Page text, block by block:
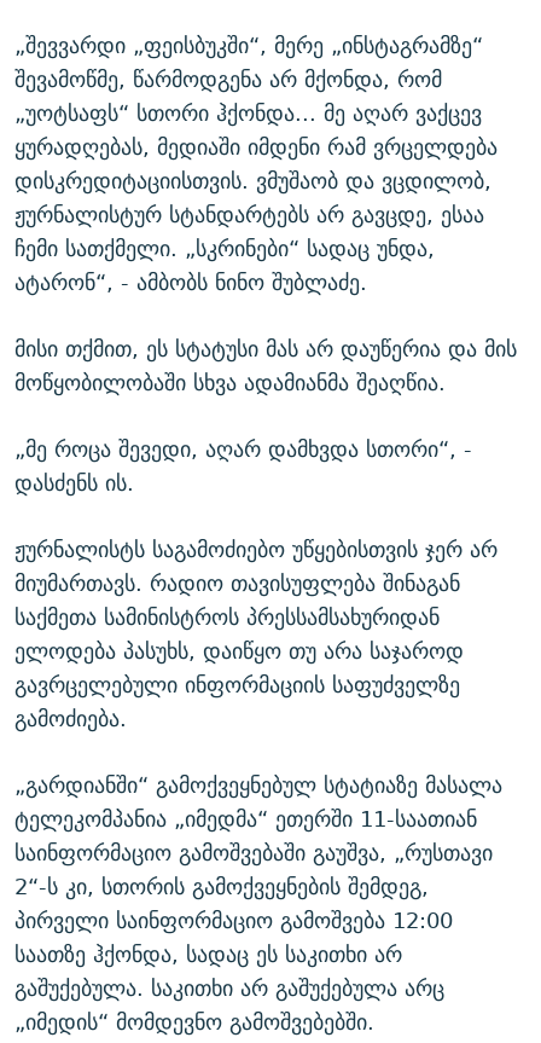
„შევვარდი „ფეისბუკში“, მერე „ინსტაგრამზე“
შევამოწმე, წარმოდგენა არ მქონდა, რომ
„უოტსაფს“ სთორი ჰქონდა... მე აღარ ვაქცევ
ყურადღებას, მედიაში იმდენი რამ ვრცელდება
დისკრედიტაციისთვის. ვმუშაობ და ვცდილობ,
ჟურნალისტურ სტანდარტებს არ გავცდე, ესაა
ჩემი სათქმელი. „სკრინები“ სადაც უნდა,
ატარონ“, - ამბობს ნინო შუბლაძე.
მისი თქმით, ეს სტატუსი მას არ დაუწერია და მის
მოწყობილობაში სხვა ადამიანმა შეაღწია.
„მე როცა შევედი, აღარ დამხვდა სთორი“, -
დასძენს ის.
ჟურნალისტს საგამოძიებო უწყებისთვის ჯერ არ
მიუმართავს. რადიო თავისუფლება შინაგან
საქმეთა სამინისტროს პრესსამსახურიდან
ელოდება პასუხს, დაიწყო თუ არა საჯაროდ
გავრცელებული ინფორმაციის საფუძველზე
გამოძიება.
„გარდიანში“ გამოქვეყნებულ სტატიაზე მასალა
ტელეკომპანია „იმედმა“ ეთერში 11-საათიან
საინფორმაციო გამოშვებაში გაუშვა, „რუსთავი
2“-ს კი, სთორის გამოქვეყნების შემდეგ,
პირველი საინფორმაციო გამოშვება 12:00
საათზე ჰქონდა, სადაც ეს საკითხი არ
გაშუქებულა. საკითხი არ გაშუქებულა არც
„იმედის“ მომდევნო გამოშვებებში.